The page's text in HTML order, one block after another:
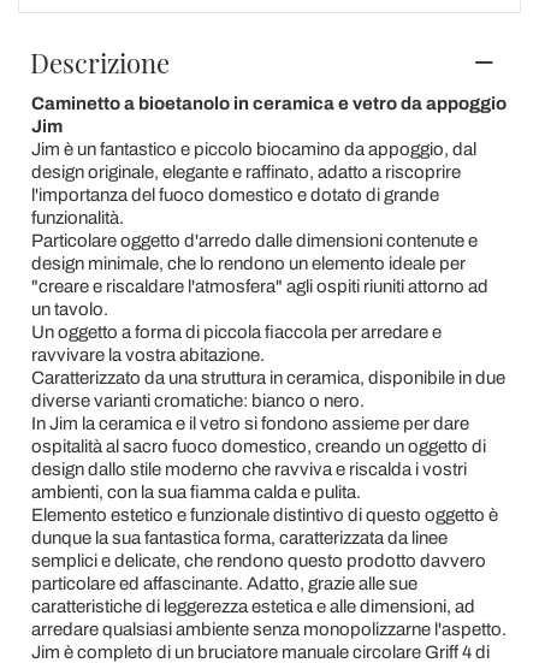
Descrizione
Caminetto a bioetanolo in ceramica e vetro da appoggio
Jim
Jim è un fantastico e piccolo biocamino da appoggio, dal
design originale, elegante e raffinato, adatto a riscoprire
l'importanza del fuoco domestico e dotato di grande
funzionalità.
Particolare oggetto d'arredo dalle dimensioni contenute e
design minimale, che lo rendono un elemento ideale per
"creare e riscaldare l'atmosfera" agli ospiti riuniti attorno ad
un tavolo.
Un oggetto a forma di piccola fiaccola per arredare e
ravvivare la vostra abitazione.
Caratterizzato da una struttura in ceramica, disponibile in due
diverse varianti cromatiche: bianco o nero.
In Jim la ceramica e il vetro si fondono assieme per dare
ospitalità al sacro fuoco domestico, creando un oggetto di
design dallo stile moderno che ravviva e riscalda i vostri
ambienti, con la sua fiamma calda e pulita.
Elemento estetico e funzionale distintivo di questo oggetto è
dunque la sua fantastica forma, caratterizzata da linee
semplici e delicate, che rendono questo prodotto davvero
particolare ed affascinante. Adatto, grazie alle sue
caratteristiche di leggerezza estetica e alle dimensioni, ad
arredare qualsiasi ambiente senza monopolizzarne l'aspetto.
Jim è completo di un bruciatore manuale circolare Griff 4 di